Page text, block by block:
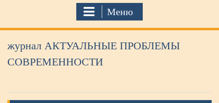
у
Меню
журнал АКТУАЛЬНЫЕ ПРОБЛЕМЫ
СОВРЕМЕННОСТИ